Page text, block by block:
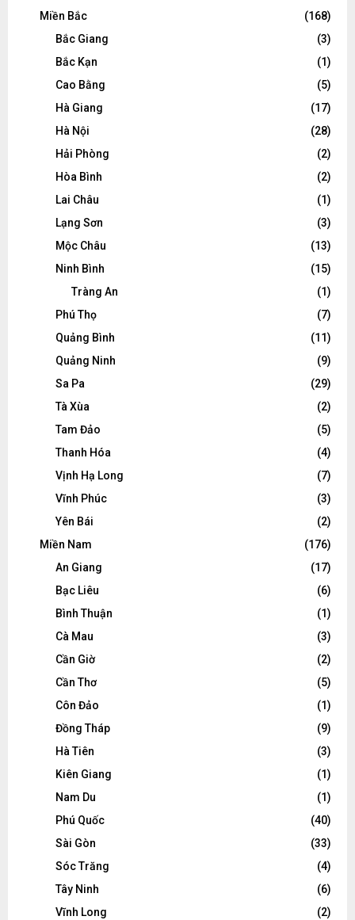
Miền Bắc
(168)
Bắc Giang
(3)
Bắc Kạn
(1)
Cao Bằng
(5)
Hà Giang
(17)
Hà Nội
(28)
Hải Phòng
(2)
Hòa Bình
(2)
Lai Châu
(1)
Lạng Sơn
(3)
Mộc Châu
(13)
Ninh Bình
(15)
Tràng An
(1)
Phú Thọ
(7)
Quảng Bình
(11)
Quảng Ninh
(9)
Sa Pa
(29)
Tà Xùa
(2)
Tam Đảo
(5)
Thanh Hóa
(4)
Vịnh Hạ Long
(7)
Vĩnh Phúc
(3)
Yên Bái
(2)
Miền Nam
(176)
An Giang
(17)
Bạc Liêu
(6)
Bình Thuận
(1)
Cà Mau
(3)
Cần Giờ
(2)
Cần Thơ
(5)
Côn Đảo
(1)
Đồng Tháp
(9)
Hà Tiên
(3)
Kiên Giang
(1)
Nam Du
(1)
Phú Quốc
(40)
Sài Gòn
(33)
Sóc Trăng
(4)
Tây Ninh
(6)
Vĩnh Long
(2)